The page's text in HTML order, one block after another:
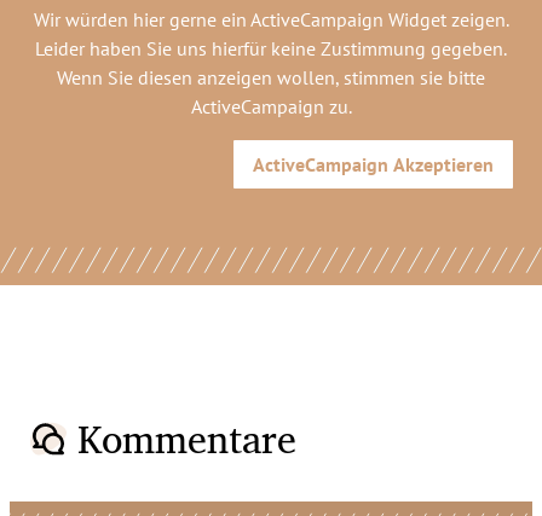
Wir würden hier gerne ein ActiveCampaign Widgetzeigen.
Leider haben Sie uns hierfür keine Zustimmung gegeben.
Wenn Sie diesen anzeigen wollen, stimmen sie bitte
ActiveCampaign zu.
ActiveCampaign Akzeptieren
Kommentare